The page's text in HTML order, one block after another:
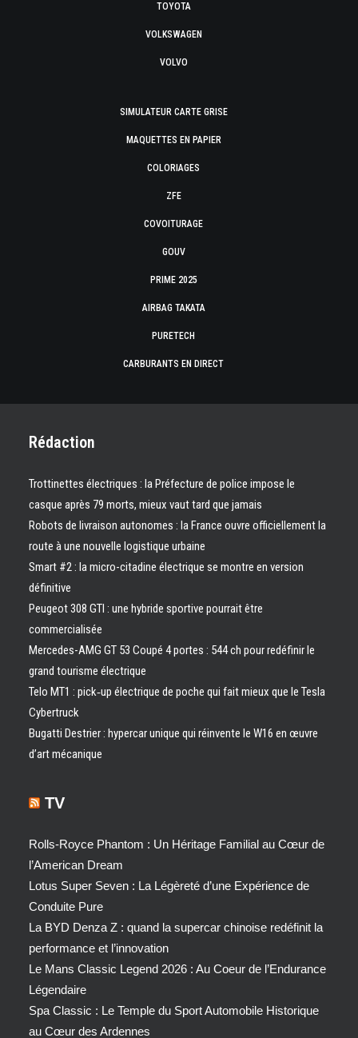
TOYOTA
VOLKSWAGEN
VOLVO
SIMULATEUR CARTE GRISE
MAQUETTES EN PAPIER
COLORIAGES
ZFE
COVOITURAGE
GOUV
PRIME 2025
AIRBAG TAKATA
PURETECH
CARBURANTS EN DIRECT
Rédaction
Trottinettes électriques : la Préfecture de police impose le
casque après 79 morts, mieux vaut tard que jamais
Robots de livraison autonomes : la France ouvre officiellement la
route à une nouvelle logistique urbaine
Smart #2 : la micro-citadine électrique se montre en version
définitive
Peugeot 308 GTI : une hybride sportive pourrait être
commercialisée
Mercedes-AMG GT 53 Coupé 4 portes : 544 ch pour redéfinir le
grand tourisme électrique
Telo MT1 : pick‑up électrique de poche qui fait mieux que le Tesla
Cybertruck
Bugatti Destrier : hypercar unique qui réinvente le W16 en œuvre
d’art mécanique
TV
Rolls-Royce Phantom : Un Héritage Familial au Cœur de
l’American Dream
Lotus Super Seven : La Légèreté d’une Expérience de
Conduite Pure
La BYD Denza Z : quand la supercar chinoise redéfinit la
performance et l’innovation
Le Mans Classic Legend 2026 : Au Coeur de l’Endurance
Légendaire
Spa Classic : Le Temple du Sport Automobile Historique
au Cœur des Ardennes